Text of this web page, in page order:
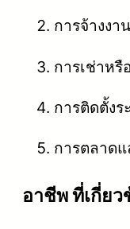
การจ้างง
การเช่าห
การติดตั้ง
การตลาด
อาชีพ ที่เกี่ยว